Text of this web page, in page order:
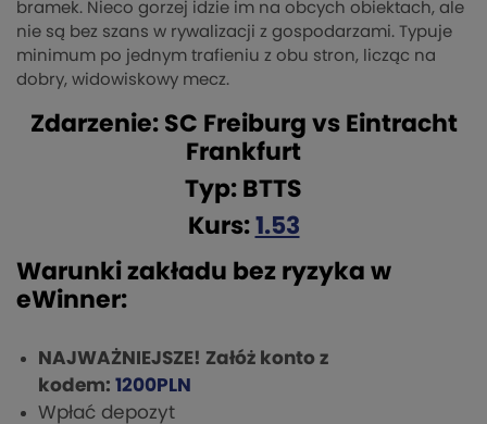
bramek. Nieco gorzej idzie im na obcych obiektach, ale
nie są bez szans w rywalizacji z gospodarzami. Typuje
minimum po jednym trafieniu z obu stron, licząc na
dobry, widowiskowy mecz.
Zdarzenie: SC Freiburg vs Eintracht
Frankfurt
Typ: BTTS
Kurs: 1.53
Warunki zakładu bez ryzyka w
eWinner:
NAJWAŻNIEJSZE! Załóż konto z
kodem: 1200PLN
Wpłać depozyt